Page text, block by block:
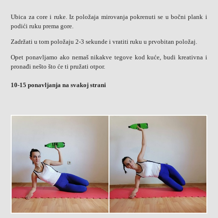
Ubica za core i ruke. Iz položaja mirovanja pokrenuti se u bočni plank i
podići ruku prema gore.
Zadržati u tom položaju 2-3 sekunde i vratiti ruku u prvobitan položaj.
Opet ponavljamo ako nemaš nikakve tegove kod kuće, budi kreativna i
pronađi nešto što će ti pružati otpor.
10-15 ponavljanja na svakoj strani